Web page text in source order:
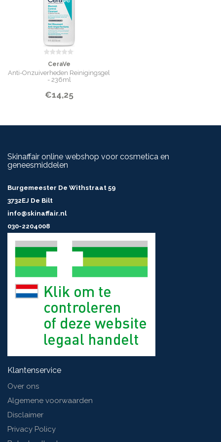
TRIETHYL CITRATE • SODIUM HYALURONATE • SODIUM LAUROYL
LACTYLATE • CHOLESTEROL • CHLORPHENESIN • DISODIUM EDTA •
HYDROXYPROPYL GUAR • CAPRYLYL GLYCOL • XANTHAN GUM •
PHYTOSPHINGOSINE • BENZOIC ACID
40 ml
CeraVe
Anti-Onzuiverheden Reinigingsgel
- 236ml
€14,25
Skinaffair online webshop voor cosmetica en
geneesmiddelen
Burgemeester De Withstraat 59
3732EJ De Bilt
info@skinaffair.nl
030-2204008
Klantenservice
Over ons
Algemene voorwaarden
Disclaimer
Privacy Policy